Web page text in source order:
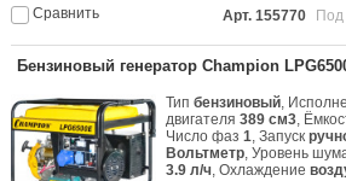
Сравнить
Арт. 155770
Под
Бензиновый генератор Champion
Типбензиновый,
двигателя389 см3,
Число фаз1, Запуск
Вольтметр, Уровень
3.9 л/ч, Охлаждение